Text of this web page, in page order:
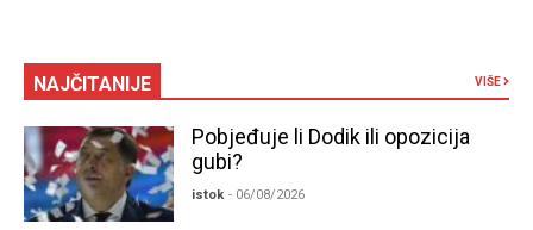
NAJČITANIJE VIŠE
Pobjeđuje li Dodik ili opozicija
gubi?
istok - 06/08/2026